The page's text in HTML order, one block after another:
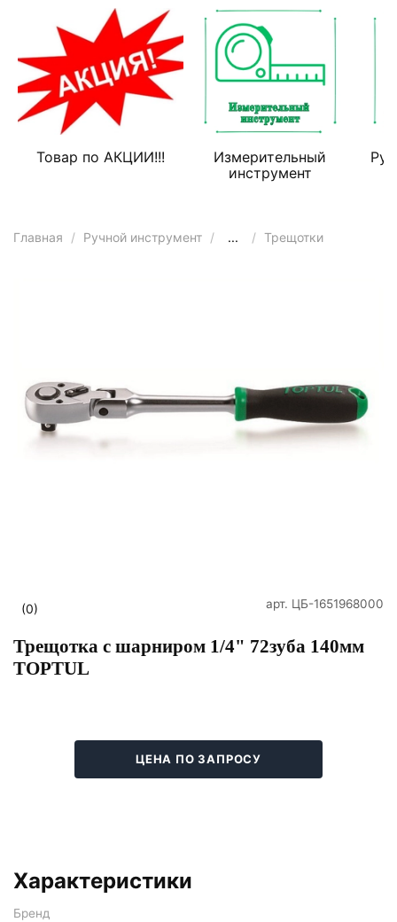
Товар по АКЦИИ!!!
Измерительный
инструмент
Главная Ручной инструмент ... Трещотки
(0) арт. ЦБ-1651968000
Трещотка с шарниром 1/4" 72зуба 140мм
TOPTUL
ЦЕНА ПО ЗАПРОСУ
Характеристики
Бренд